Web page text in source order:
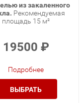
из закаленного
Рекомендуемая
площадь 15 м²
19500 ₽
Подробнее
ВЫБРАТЬ